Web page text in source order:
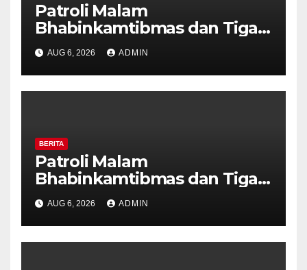
Patroli Malam
Bhabinkamtibmas dan Tiga
Pilar Kelurahan Ungaran
Perkuat Kamtibmas, Warga
Diajak Aktifkan Ronda
AUG 6, 2026 ADMIN
BERITA
Patroli Malam
Bhabinkamtibmas dan Tiga
Pilar Kelurahan Ungaran
Perkuat Kamtibmas, Warga
Diajak Aktifkan Ronda
AUG 6, 2026 ADMIN